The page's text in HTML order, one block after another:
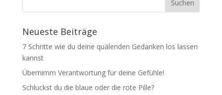
Neueste Beiträge
7 Schritte wie du deine quälenden Gedanken los lassen
kannst
Übernimm Verantwortung für deine Gefühle!
Schluckst du die blaue oder die rote Pille?